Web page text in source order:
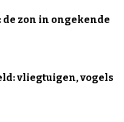
de zon in ongekende
vliegtuigen, vogels